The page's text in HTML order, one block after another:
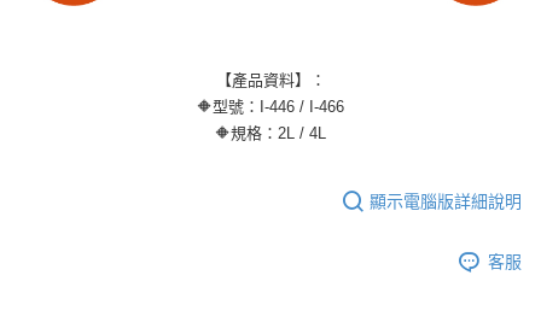
【產品資料】：
🔶型號：I-446 / I-466
🔶規格：2L / 4L
顯示電腦版詳細說明
客服